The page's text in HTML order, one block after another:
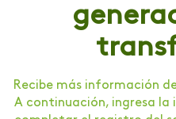
Recibe más información
A continuación, ingresa